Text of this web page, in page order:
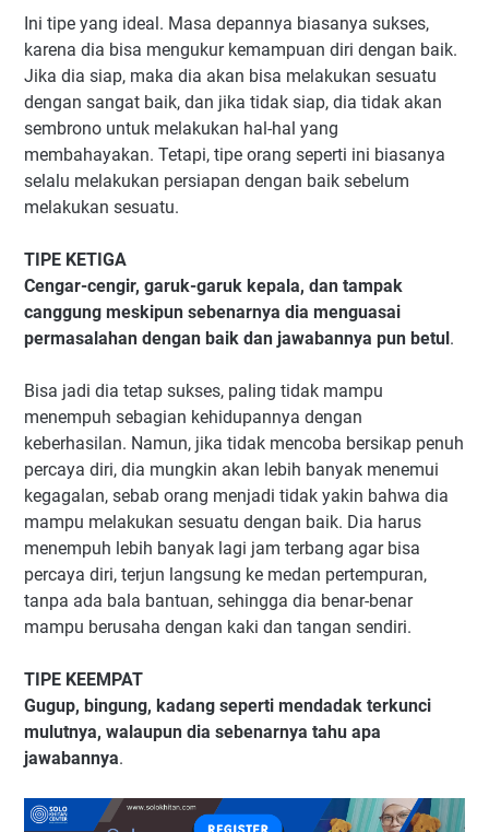
Ini tipe yang ideal. Masa depannya biasanya sukses,
karena dia bisa mengukur kemampuan diri dengan baik.
Jika dia siap, maka dia akan bisa melakukan sesuatu
dengan sangat baik, dan jika tidak siap, dia tidak akan
sembrono untuk melakukan hal-hal yang
membahayakan. Tetapi, tipe orang seperti ini biasanya
selalu melakukan persiapan dengan baik sebelum
melakukan sesuatu.
TIPE KETIGA
Cengar-cengir, garuk-garuk kepala, dan tampak
canggung meskipun sebenarnya dia menguasai
permasalahan dengan baik dan jawabannya pun betul .
Bisa jadi dia tetap sukses, paling tidak mampu
menempuh sebagian kehidupannya dengan
keberhasilan. Namun, jika tidak mencoba bersikap penuh
percaya diri, dia mungkin akan lebih banyak menemui
kegagalan, sebab orang menjadi tidak yakin bahwa dia
mampu melakukan sesuatu dengan baik. Dia harus
menempuh lebih banyak lagi jam terbang agar bisa
percaya diri, terjun langsung ke medan pertempuran,
tanpa ada bala bantuan, sehingga dia benar-benar
mampu berusaha dengan kaki dan tangan sendiri.
TIPE KEEMPAT
Gugup, bingung, kadang seperti mendadak terkunci
mulutnya, walaupun dia sebenarnya tahu apa
jawabannya.